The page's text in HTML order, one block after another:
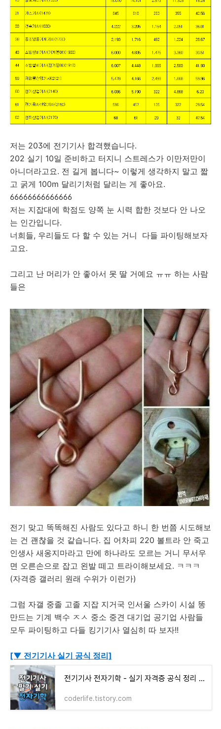
저는 203에 전기기사 합격했습니다.
202 실기 10일 준비하고 터지니 스트레스가 이만저만이
아니더라고요. 전 길게 봅니다~ 이렇게 생각하지 말고 짧
고 굵게 100m 달리기처럼 달리는 게 좋아요.
66666666666666
저는 지잡대에 학점도 양쪽 눈 시력 합한 것보다 안 나오
는 인간입니다.
너희들, 우리들도 다 할 수 있는 거니 다들 파이팅해보자
고요.
그리고 난 머리가 안 좋아서 못 딸 거예요 ㅠㅠ 하는 사람
들은
전기 맞고 똑똑해진 사람도 있다고 하니 한 번쯤 시도해보
는 건 괜찮을 것 같습니다. 집 어차피 220 볼트라 안 죽고
인생사 새옹지마라고 만에 하나라도 모르는 거니 무서우
면 오른손으로 잡고 왼발 떼고 트라이해보세요. ㅋㅋㅋ
(자격증 갤러리 원래 수위가 이런가)
그럼 자갤 중졸 고졸 지잡 지거국 인서울 스카이 시설 똥
만드는 기계 백수 ㅈㅅ 중소 중견 대기업 공기업 사람들
모두 파이팅하고 다들 킹기기사 열심히 따 보자!!
[▼ 전기기사 실기 공식 정리]
전기기사 전자기학 - 실기 자격증 공식 정리 pdf
coderlife.tistory.com